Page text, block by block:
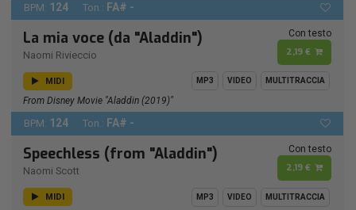
BPM: 124 Ton.: FA# -
La mia voce (da "Aladdin")
Naomi Rivieccio
Con testo
2,19 €
MIDI MP3 VIDEO MULTITRACCIA
From Disney Movie "Aladdin (2019)"
BPM: 124 Ton.: FA# -
Speechless (from "Aladdin")
Naomi Scott
Con testo
2,19 €
MIDI MP3 VIDEO MULTITRACCIA